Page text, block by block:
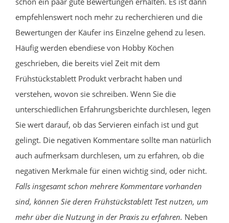
empfehlenswert noch mehr zu recherchieren und die
Bewertungen der Käufer ins Einzelne gehend zu lesen.
Häufig werden ebendiese von Hobby Köchen
geschrieben, die bereits viel Zeit mit dem
Frühstückstablett Produkt verbracht haben und
verstehen, wovon sie schreiben. Wenn Sie die
unterschiedlichen Erfahrungsberichte durchlesen, legen
Sie wert darauf, ob das Servieren einfach ist und gut
gelingt. Die negativen Kommentare sollte man natürlich
auch aufmerksam durchlesen, um zu erfahren, ob die
negativen Merkmale für einen wichtig sind, oder nicht.
Falls insgesamt schon mehrere Kommentare vorhanden
sind, können Sie deren Frühstückstablett Test nutzen, um
mehr über die Nutzung in der Praxis zu erfahren. Neben